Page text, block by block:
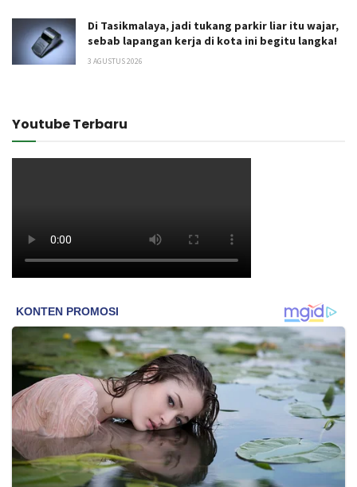
Di Tasikmalaya, jadi tukang parkir liar itu wajar,
sebab lapangan kerja di kota ini begitu langka!
3 AGUSTUS 2026
Youtube Terbaru